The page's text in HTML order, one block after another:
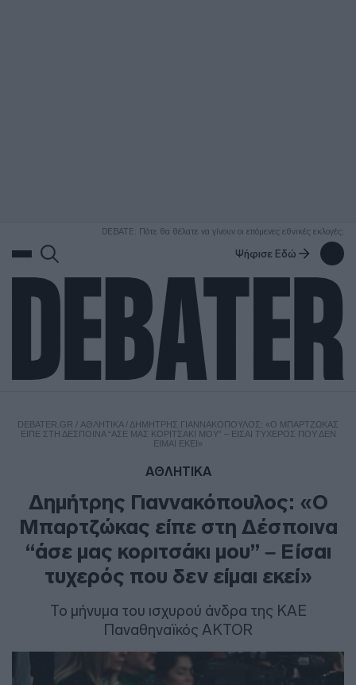
DEBATE: Πότε θα θέλατε να γίνουν οι επόμενες εθνικές εκλογές;
Ψήφισε Εδώ
DEBATER.GR / ΑΘΛΗΤΙΚΑ/ ΔΗΜΉΤΡΗΣ ΓΙΑΝΝΑΚΌΠΟΥΛΟΣ: «Ο ΜΠΑΡΤΖΏΚΑΣ
ΕΊΠΕ ΣΤΗ ΔΈΣΠΟΙΝΑ “ΆΣΕ ΜΑΣ ΚΟΡΙΤΣΆΚΙ ΜΟΥ” – ΕΊΣΑΙ ΤΥΧΕΡΌΣ ΠΟΥ ΔΕΝ
ΕΊΜΑΙ ΕΚΕΊ»
ΑΘΛΗΤΙΚΑ
Δημήτρης Γιαννακόπουλος: «Ο
Μπαρτζώκας είπε στη Δέσποινα
“άσε μας κοριτσάκι μου” – Είσαι
τυχερός που δεν είμαι εκεί»
Το μήνυμα του ισχυρού άνδρα της ΚΑΕ
Παναθηναϊκός AKTOR